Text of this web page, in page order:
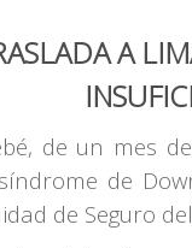
A
de un mes
de
de Seguro del